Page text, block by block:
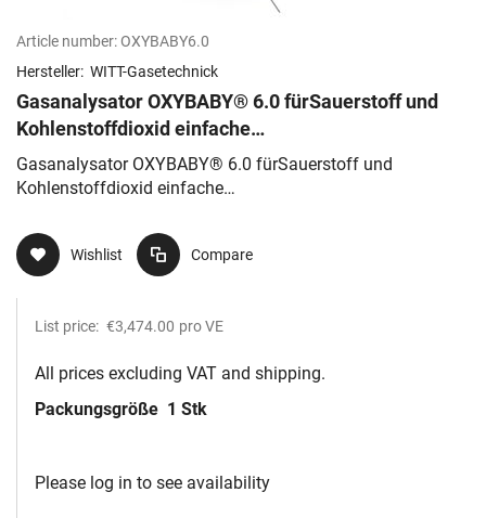
Article number: OXYBABY6.0
Hersteller: WITT-Gasetechnick
Gasanalysator OXYBABY® 6.0 fürSauerstoff und
Kohlenstoffdioxid einfache
Einhandbedienung,mehrsprachige Ausführung, Lie
Gasanalysator OXYBABY® 6.0 fürSauerstoff und
Kohlenstoffdioxid einfache
Wishlist Compare
List price: €3,474.00 pro VE
All prices excluding VAT and shipping.
Packungsgröße 1 Stk
Please log in to see availability